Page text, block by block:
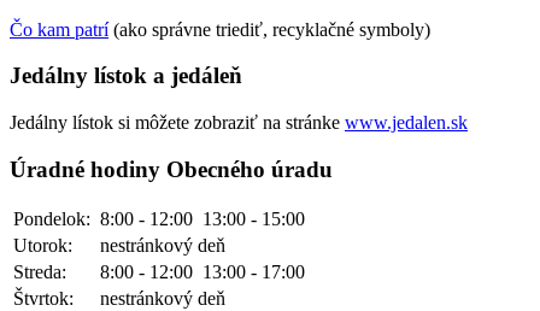
Čo kam patrí(ako správne triediť, recyklačné symboly)
Jedálny lístok a jedáleň
Jedálny lístok si môžete zobraziť na stránke www.jedalen.sk
Úradné hodiny Obecného úradu
Pondelok: 8:00 - 12:00 13:00 - 15:00
Utorok:
nestránkový deň
Streda:
8:00 - 12:00 13:00 - 17:00
Štvrtok:
nestránkový deň